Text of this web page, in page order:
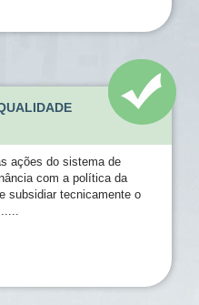
ações do sistema de
com a política da
subsidiar tecnicamente o